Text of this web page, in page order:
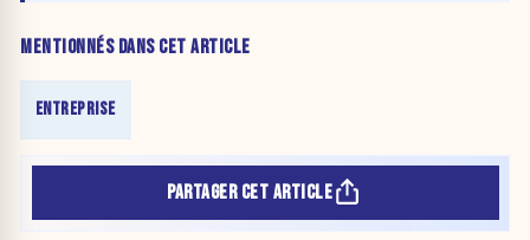
MENTIONNÉS DANS CET ARTICLE
ENTREPRISE
PARTAGER CET ARTICLE